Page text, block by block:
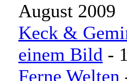
August 2009
Keck &
einem Bild -
Ferne Welten